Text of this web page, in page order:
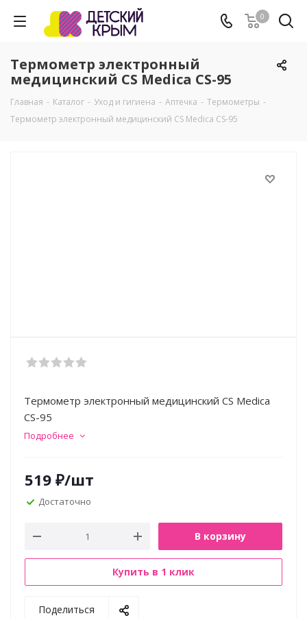
0
Термометр электронный
медицинский CS Medica CS-95
Главная - Каталог - Уход и гигиена - Аптечка - Термометры -
Термометр электронный медицинский CS Medica CS-95
Термометр электронный медицинский CS Medica
CS-95
Подробнее
519 ₽/шт
Достаточно
В корзину
Купить в 1 клик
Поделиться